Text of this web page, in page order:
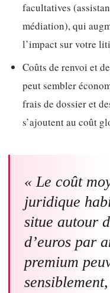
facultatives
médiation), qui
l’impact sur votre
Coûts de renvoi et
peut sembler
frais de dossier et
s’ajoutent au coût
« Le coût
juridique
situe autour
d’euros par
premium